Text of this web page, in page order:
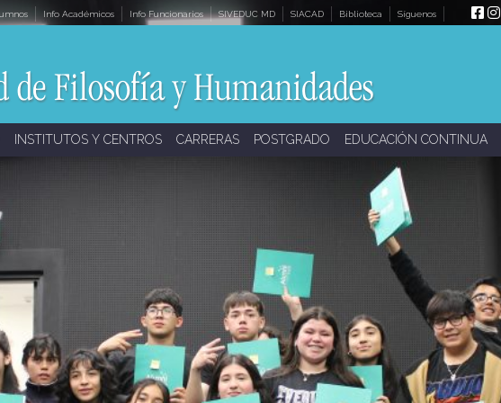
Info Académicos Info Funcionarios SIVEDUC MD SIACAD Biblioteca Síguenos
INSTITUTOS Y CENTROS CARRERAS POSTGRADO EDUCACIÓN CONTINUA